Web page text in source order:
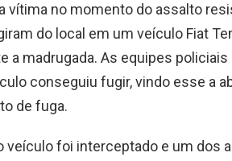
vítima no momento do assalto
do local em um veículo Fiat
a madrugada. As equipes
conseguiu fugir, vindo esse a
de fuga.
veículo foi interceptado e um dos